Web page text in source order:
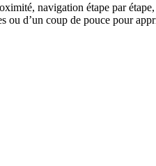
navigation étape par
ou d’un coup de pouce pour